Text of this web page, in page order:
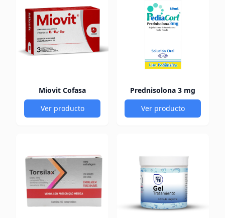
Miovit Cofasa
Ver producto
Prednisolona 3 mg
Ver producto